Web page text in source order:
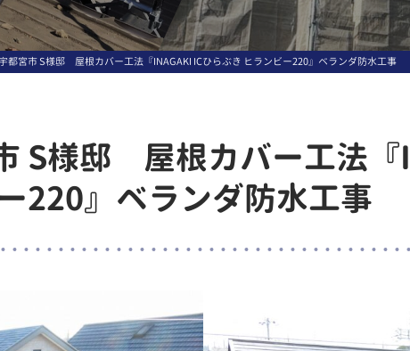
都宮市 S様邸 屋根カバー工法『INAGAKI ICひらぶき ヒランビー220』ベランダ防水工事
S様邸 屋根カバー工法『
220』ベランダ防水工事